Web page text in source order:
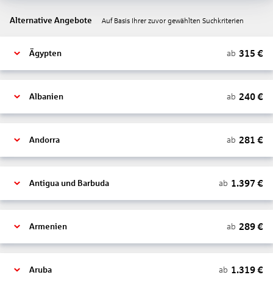
Alternative Angebote Auf Basis Ihrer zuvor gewählten Suchkriterien
Ägypten ab 315 €
Albanien ab 240€
Andorra ab 281 €
Antigua und Barbuda ab 1.397 €
Armenien ab 289€
Aruba ab 1.319€